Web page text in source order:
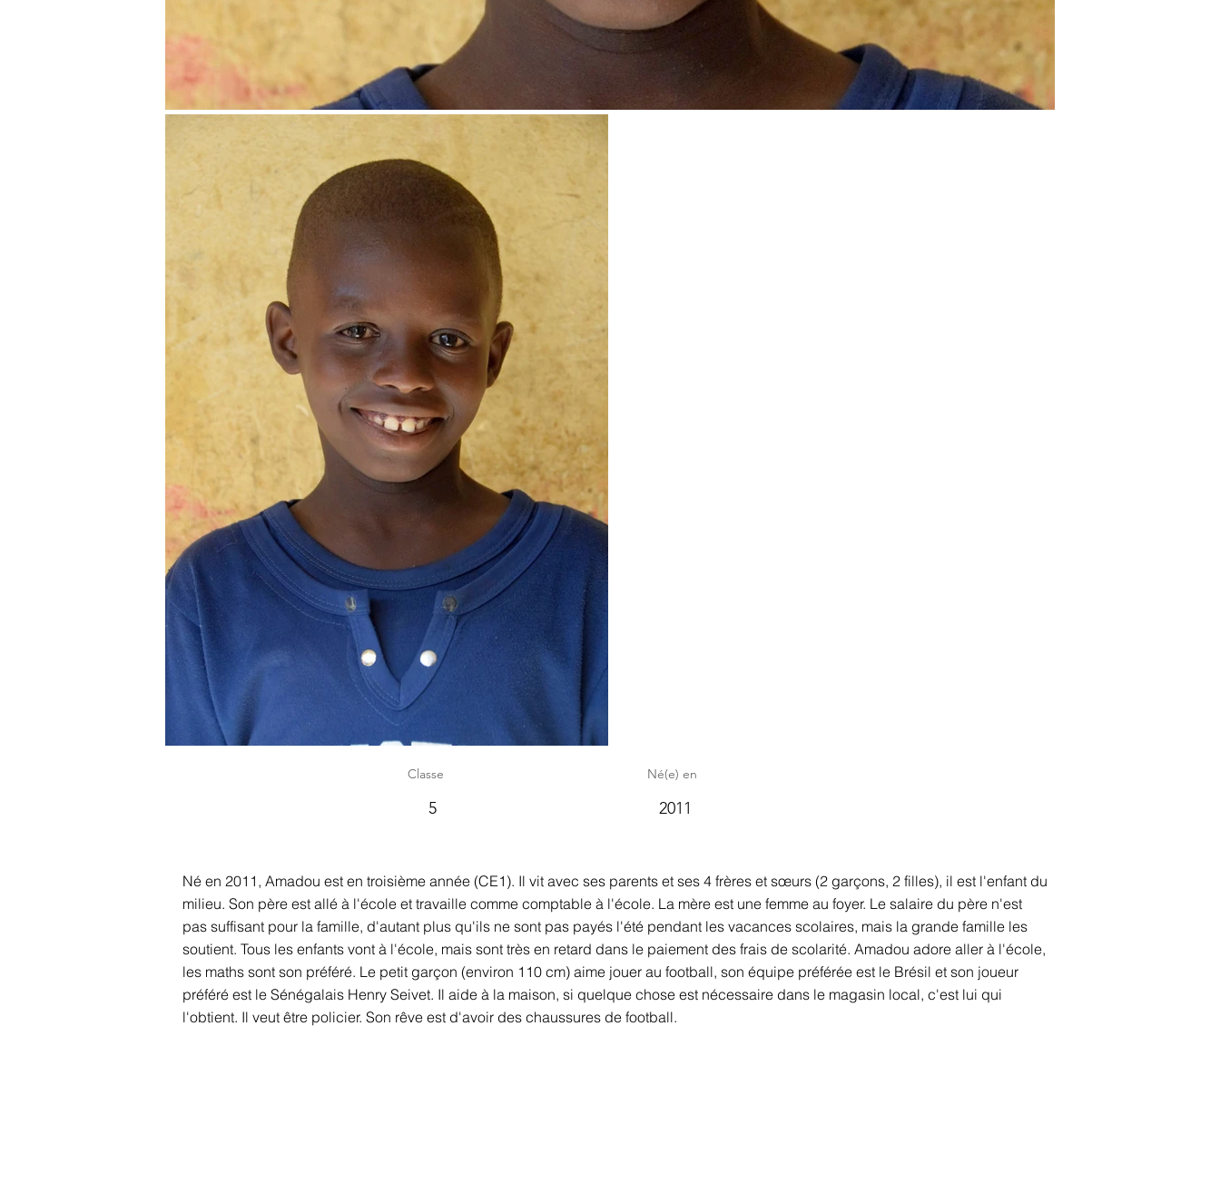
Classe
5
Né(e) en
2011
Né en 2011, Amadou est en troisième année (CE1). Il vit avec ses parents et ses 4 frères et sœurs (2 garçons, 2 filles), il est l'enfant du
milieu. Son père est allé à l'école et travaille comme comptable à l'école. La mère est une femme au foyer. Le salaire du père n'est
pas suffisant pour la famille, d'autant plus qu'ils ne sont pas payés l'été pendant les vacances scolaires, mais la grande famille les
soutient. Tous les enfants vont à l'école, mais sont très en retard dans le paiement des frais de scolarité. Amadou adore aller à l'école,
les maths sont son préféré. Le petit garçon (environ 110 cm) aime jouer au football, son équipe préférée est le Brésil et son joueur
préféré est le Sénégalais Henry Seivet. Il aide à la maison, si quelque chose est nécessaire dans le magasin local, c'est lui qui
l'obtient. Il veut être policier. Son rêve est d'avoir des chaussures de football.